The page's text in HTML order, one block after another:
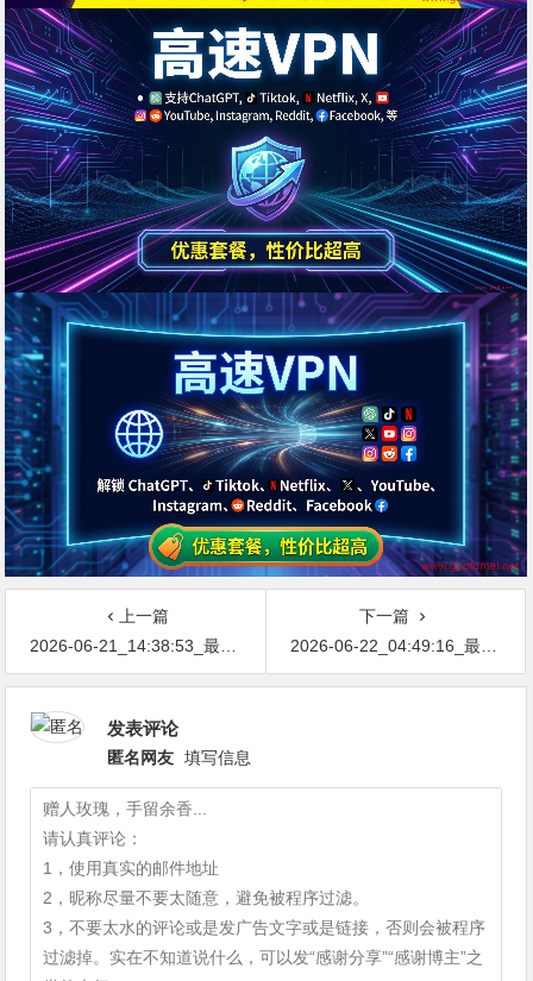
上一篇
2026-06-21_14:38:53_最新网络节点地址免费分享…不定期更新…开放免费分享（网络免费节点香港|日本|韩国|新加坡|台湾|马来西亚|…
下一篇
2026-06-22_04:49:16_最新网络节点地址免费分享…不定期更新…开放免费分享（网络免费节点香港|日本|韩国|新加坡|台湾|马来西亚|…
发表评论
匿名网友 填写信息